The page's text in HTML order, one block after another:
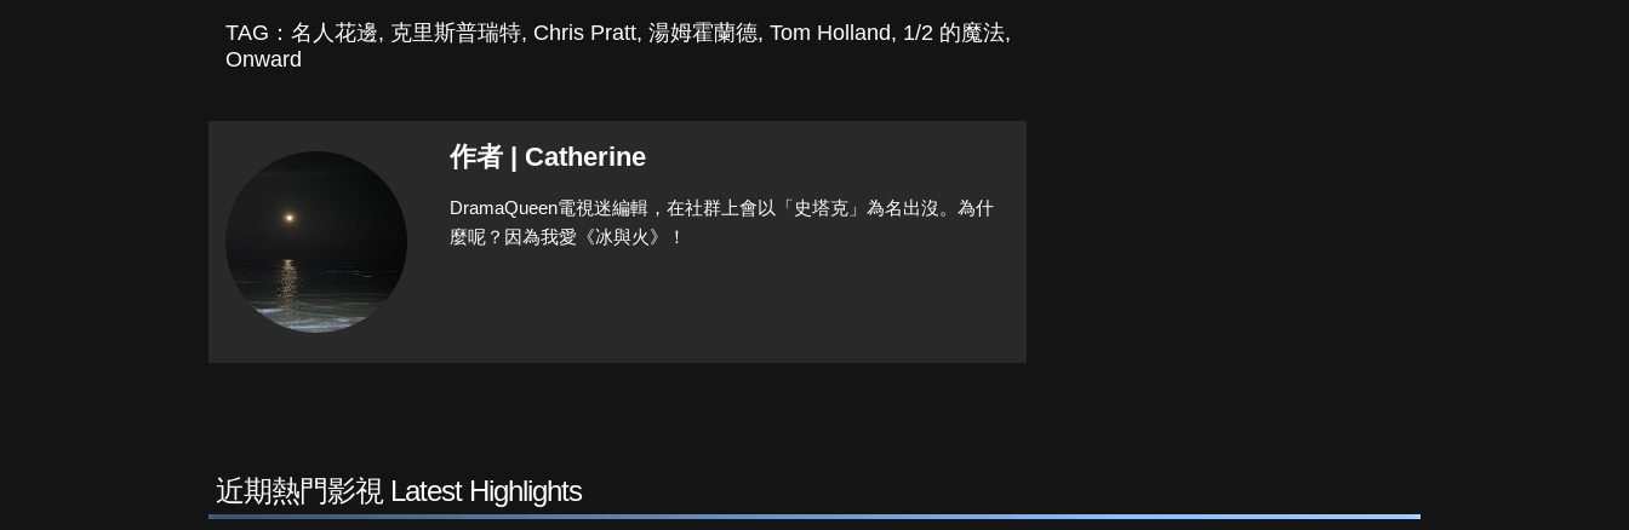
TAG： 名人花邊, 克里斯普瑞特, Chris Pratt, 湯姆霍蘭德, Tom Holland, 1/2 的魔法,
Onward
作者 | Catherine
DramaQueen電視迷編輯，在社群上會以「史塔克」為名出沒。為什
麼呢？因為我愛《冰與火》！
近期熱門影視 Latest Highlights